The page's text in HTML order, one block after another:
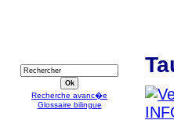
Recherche avanc�e
Glossaire bilingue